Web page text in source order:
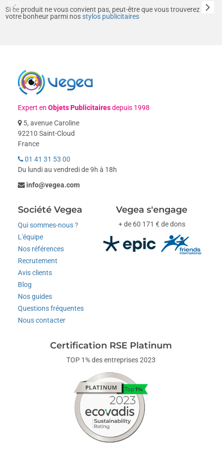
Si ce produit ne vous convient pas, peut-être que vous trouverez
votre bonheur parmi nosstylos publicitaires
Expert enObjets Publicitairesdepuis 1998
5, avenue Caroline
92210 Saint-Cloud
France
01 41 31 53 00
Du lundi au vendredi de 9h à 18h
info@vegea.com
Société Vegea
Qui sommes-nous ?
L'équipe
Nos références
Recrutement
Avis clients
Blog
Nos guides
Questions fréquentes
Nous contacter
Vegea s'engage
+ de 60 171 € de dons
Certification RSE Platinum
TOP 1% des entreprises 2023